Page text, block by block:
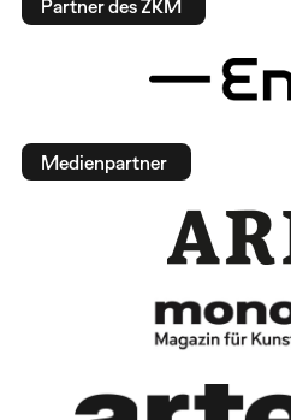
Partner des ZKM
Medienpartner